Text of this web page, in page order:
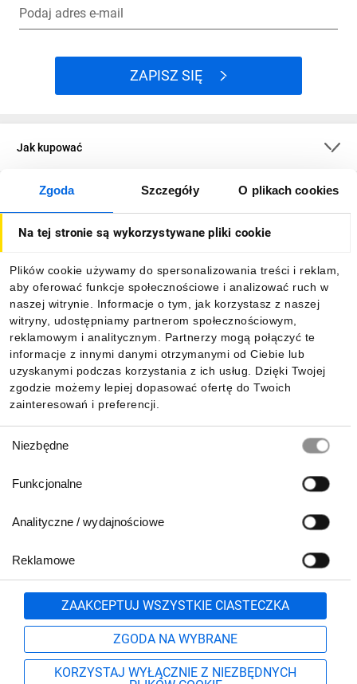
Zgoda Szczegóły O plikach cookies
Na tej stronie są wykorzystywane pliki cookie
Plików cookie używamy do spersonalizowania treści i reklam,
aby oferować funkcje społecznościowe i analizować ruch w
naszej witrynie. Informacje o tym, jak korzystasz z naszej
witryny, udostępniamy partnerom społecznościowym,
reklamowym i analitycznym. Partnerzy mogą połączyć te
informacje z innymi danymi otrzymanymi od Ciebie lub
uzyskanymi podczas korzystania z ich usług. Dzięki Twojej
zgodzie możemy lepiej dopasować ofertę do Twoich
zainteresowań i preferencji.
zgody
Niezbędne
Funkcjonalne
Analityczne / wydajnościowe
Reklamowe
ZAAKCEPTUJ WSZYSTKIE CIASTECZKA
ZGODA NA WYBRANE
KORZYSTAJ WYŁĄCZNIE Z NIEZBĘDNYCH
Podaj adres e-mail
ZAPISZ SIĘ
Jak kupować
O firmie
Informacje
Pobierz naszą aplikację mobilną:
801 500 700 lub
71 37 61 600
Formularz kontaktowy